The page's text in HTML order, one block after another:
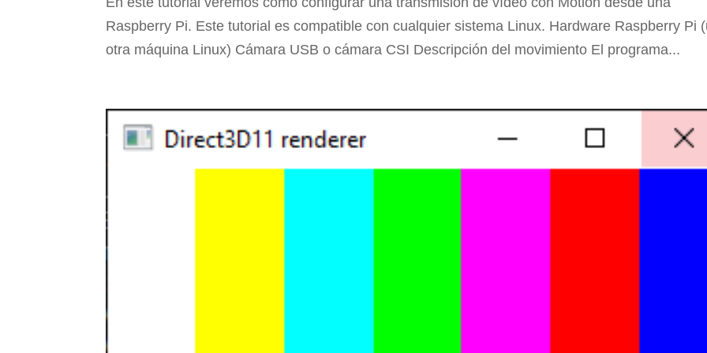
Raspberry Pi. Este tutorial es compatible con cualquier sistema Linux. Hardware Raspberry Pi
otra máquina Linux) Cámara USB o cámara CSI Descripción del movimiento El programa...